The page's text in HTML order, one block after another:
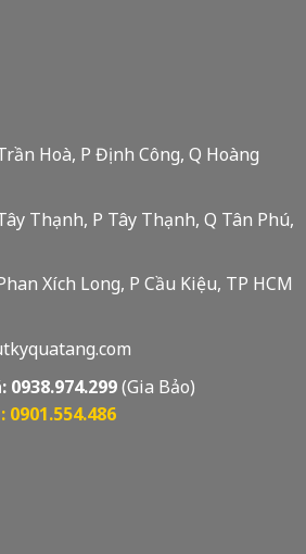
Hoà, P Định Công, Q Hoàng
Thạnh, P Tây Thạnh, Q Tân Phú,
Xích Long, P Cầu Kiệu, TP HCM
0938.974.299(Gia Bảo)
0901.554.486